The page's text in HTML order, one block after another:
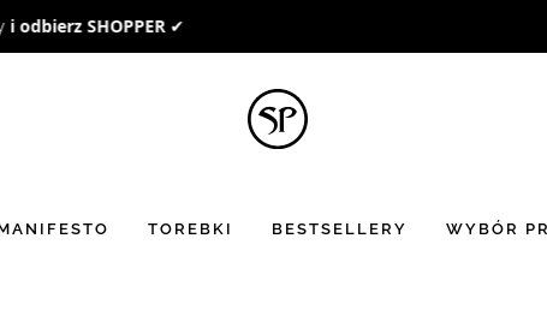
BON UPOMINKOWY
TOREBKI BESTSELLERY WYBÓR